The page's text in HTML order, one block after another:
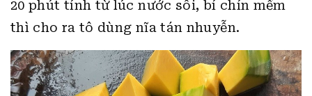
20 phút tính từ lúc nước sôi, bí chín mềm
thì cho ra tô dùng nĩa tán nhuyễn.